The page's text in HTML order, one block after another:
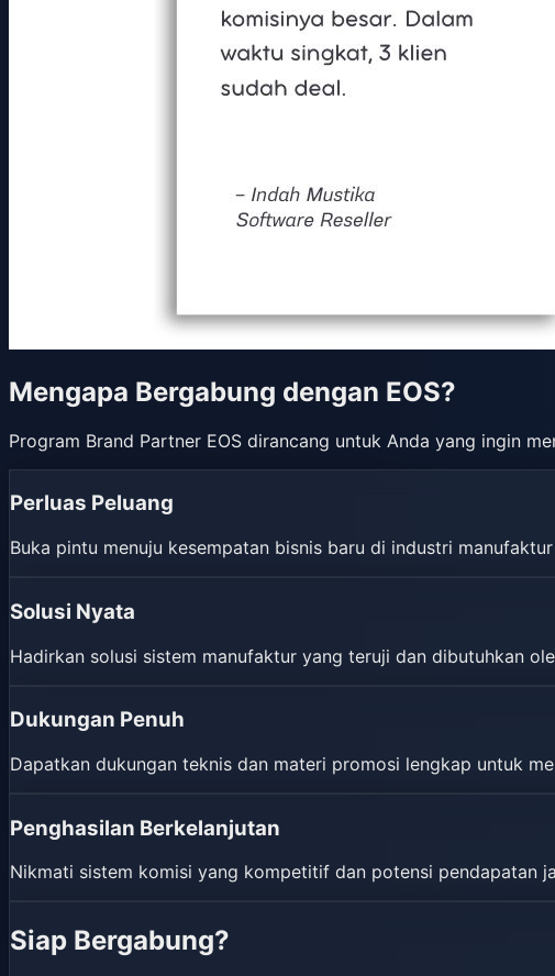
Mengapa Bergabung dengan EOS?
Program Brand Partner EOS dirancang untuk Anda yang ingin
Perluas Peluang
Buka pintu menuju kesempatan bisnis baru di industri
Solusi Nyata
Hadirkan solusi sistem manufaktur yang teruji dan dibutuhkan
Dukungan Penuh
Dapatkan dukungan teknis dan materi promosi lengkap untuk
Penghasilan Berkelanjutan
Nikmati sistem komisi yang kompetitif dan potensi pendapatan
Siap Bergabung?